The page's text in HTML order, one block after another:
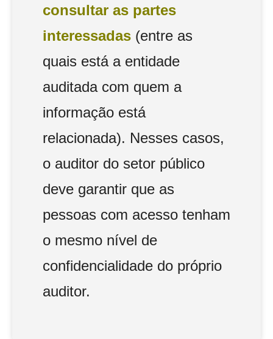
consultar as partes
interessadas (entre as
quais está a entidade
auditada com quem a
informação está
relacionada). Nesses casos,
o auditor do setor público
deve garantir que as
pessoas com acesso tenham
o mesmo nível de
confidencialidade do próprio
auditor.